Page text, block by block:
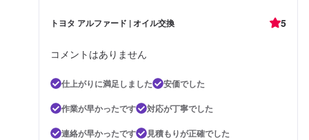
トヨタ アルファード | オイル交換 5
コメントはありません
仕上がりに満足しました
安価でした
作業が早かったです
対応が丁寧でした
連絡が早かったです
見積もりが正確でした